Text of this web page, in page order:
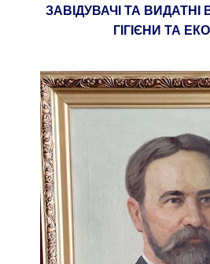
ЗАВІДУВАЧІ ТА ВИДАТНІ
ГІГІЄНИ ТА